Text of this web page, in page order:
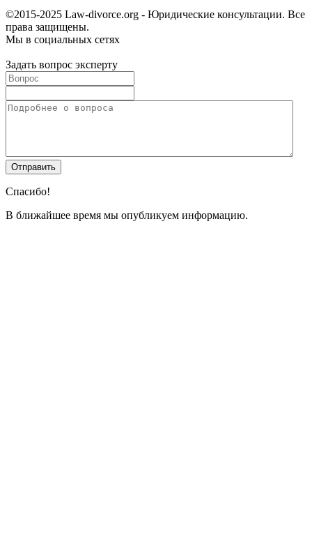
©2015-2025 Law-divorce.org - Юридические консультации. Все
права защищены.
Мы в социальных сетях
Задать вопрос эксперту
Спасибо!
В ближайшее время мы опубликуем информацию.